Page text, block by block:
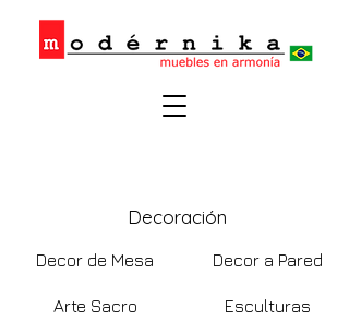
Decoración
Decor de Mesa
Arte Sacro
Decor a Pared
Esculturas